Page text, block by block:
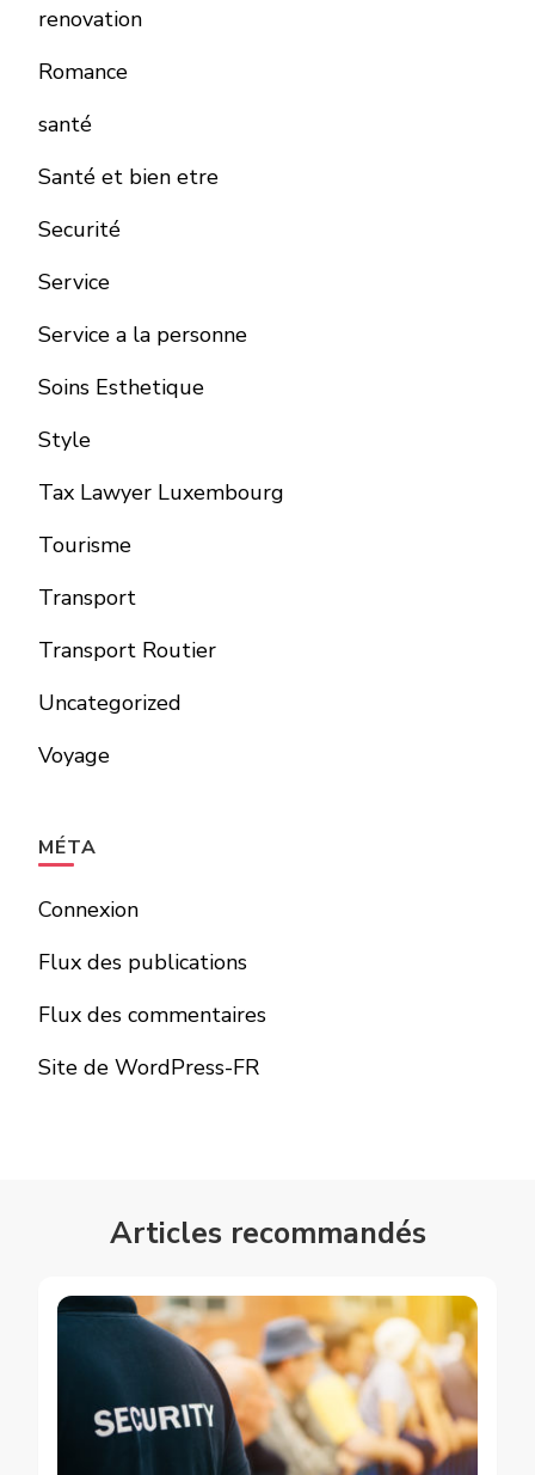
renovation
Romance
santé
Santé et bien etre
Securité
Service
Service a la personne
Soins Esthetique
Style
Tax Lawyer Luxembourg
Tourisme
Transport
Transport Routier
Uncategorized
Voyage
MÉTA
Connexion
Flux des publications
Flux des commentaires
Site de WordPress-FR
Articles recommandés